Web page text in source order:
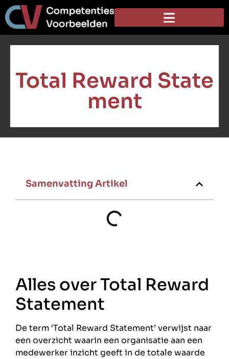
Total Reward State
ment
Samenvatting Artikel
Alles over Total Reward
Statement
De term ‘Total Reward Statement’ verwijst naar
een overzicht waarin een organisatie aan een
medewerker inzicht geeft in de totale waarde